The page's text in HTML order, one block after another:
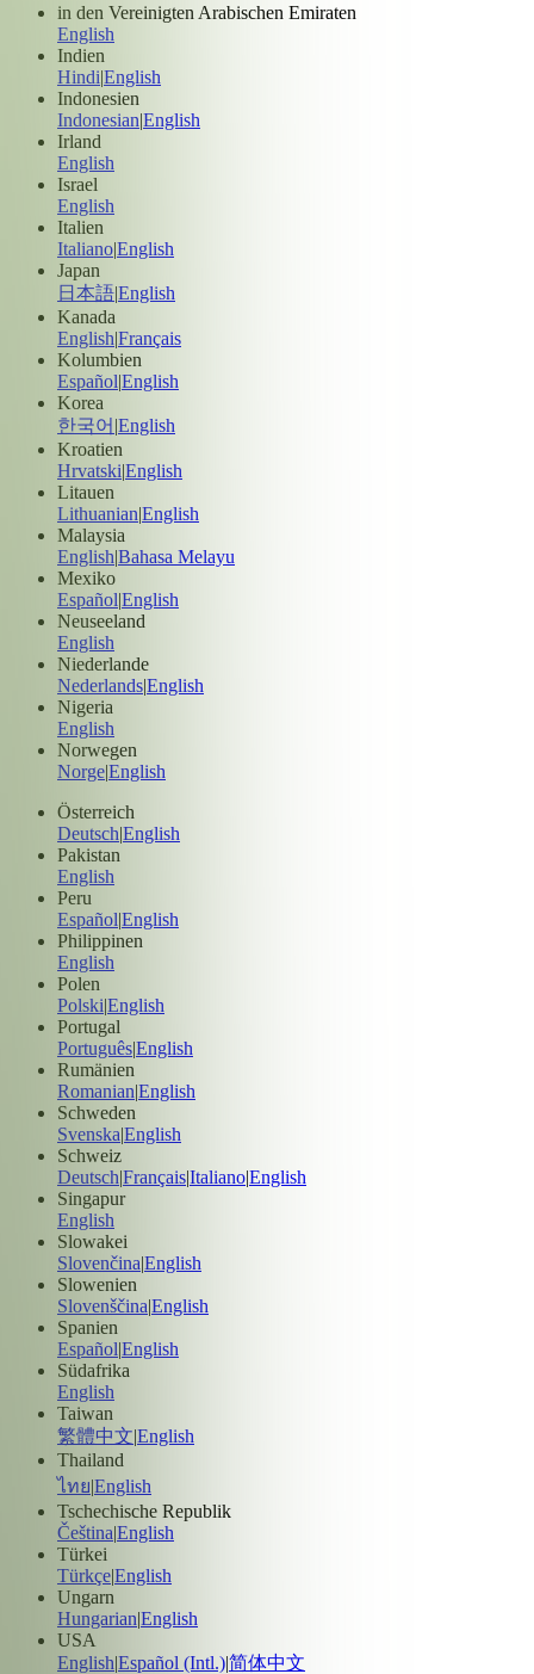
in den Vereinigten Arabischen Emiraten
English
Indien
Hindi|English
Indonesien
Indonesian|English
Irland
English
Israel
English
Italien
Italiano|English
Japan
日本語|English
Kanada
English|Français
Kolumbien
Español|English
Korea
한국어 |English
Kroatien
Hrvatski|English
Litauen
Lithuanian|English
Malaysia
English|Bahasa Melayu
Mexiko
Español|English
Neuseeland
English
Niederlande
Nederlands|English
Nigeria
English
Norwegen
Norge|English
Österreich
Deutsch|English
Pakistan
English
Peru
Español|English
Philippinen
English
Polen
Polski|English
Portugal
Português|English
Rumänien
Romanian|English
Schweden
Svenska|English
Schweiz
Deutsch|Français|Italiano|English
Singapur
English
Slowakei
Slovenčina|English
Slowenien
Slovenščina|English
Spanien
Español|English
Südafrika
English
Taiwan
繁體中文|English
Thailand
ไทย|English
Tschechische Republik
Čeština|English
Türkei
Türkçe|English
Ungarn
Hungarian|English
USA
English|Español (Intl.)|简体中文